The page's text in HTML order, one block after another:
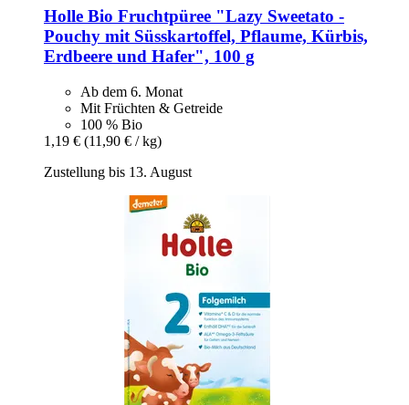
Holle Bio Fruchtpüree "Lazy Sweetato -​
Pouchy mit Süsskartoffel, Pflaume, Kürbis,
Erdbeere und Hafer", 100 g
Ab dem 6. Monat
Mit Früchten & Getreide
100 % Bio
1,19 € (11,90 € / kg)
Zustellung bis 13. August